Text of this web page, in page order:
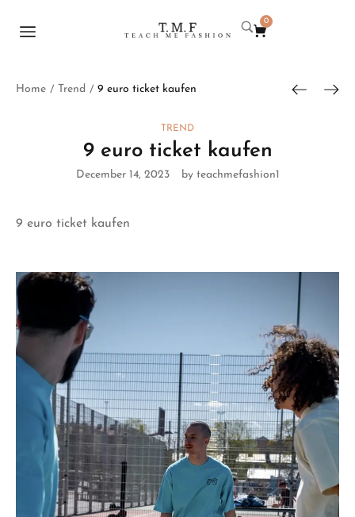
0
Home / Trend / 9 euro ticket kaufen
TREND
9 euro ticket kaufen
December 14, 2023 by teachmefashion1
9 euro ticket kaufen